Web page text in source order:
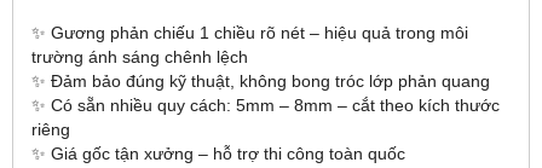
✨ Gương phản chiếu 1 chiều rõ nét – hiệu quả trong môi
trường ánh sáng chênh lệch
✨ Đảm bảo đúng kỹ thuật, không bong tróc lớp phản quang
✨ Có sẵn nhiều quy cách: 5mm – 8mm – cắt theo kích thước
riêng
✨ Giá gốc tận xưởng – hỗ trợ thi công toàn quốc